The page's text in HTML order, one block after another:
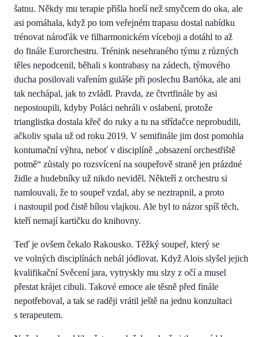
šatnu. Někdy mu terapie přišla horší než smyčcem do oka, ale
asi pomáhala, když po tom veřejném trapasu dostal nabídku
trénovat nároďák ve filharmonickém víceboji a dotáhl to až
do finále Eurorchestru. Trénink nesehraného týmu z různých
těles nepodcenil, běhali s kontrabasy na zádech, týmového
ducha posilovali vařením guláše při poslechu Bartóka, ale ani
tak nechápal, jak to zvládl. Pravda, ze čtvrtfinále by asi
nepostoupili, kdyby Poláci nehráli v oslabení, protože
trianglistka dostala křeč do ruky a tu na střídačce neprobudili,
ačkoliv spala už od roku 2019. V semifinále jim dost pomohla
kontumační výhra, neboť v disciplíně „obsazení orchestřiště
potmě“ zůstaly po rozsvícení na soupeřově straně jen prázdné
židle a hudebníky už nikdo neviděl. Někteří z orchestru si
namlouvali, že to soupeř vzdal, aby se neztrapnil, a proto
i nastoupil pod čistě bílou vlajkou. Ale byl to názor spíš těch,
kteří nemají kartičku do knihovny.
Teď je ovšem čekalo Rakousko. Těžký soupeř, který se
ve volných disciplínách nebál jódlovat. Když Alois slyšel jejich
kvalifikační Svěcení jara, vytryskly mu slzy z očí a musel
přestat krájet cibuli. Takové emoce ale těsně před finále
nepotřeboval, a tak se raději vrátil ještě na jednu konzultaci
s terapeutem.